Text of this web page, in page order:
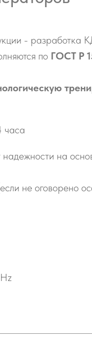
- разработка
по ГОСТ Р
часа
на
не оговорено